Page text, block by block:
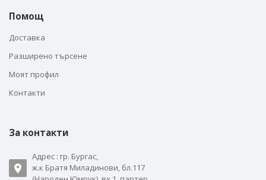
Помощ
Доставка
Разширено търсене
Моят профил
Контакти
За контакти
Адрес : гр. Бургас,
ж.к Братя Миладинови, бл.117